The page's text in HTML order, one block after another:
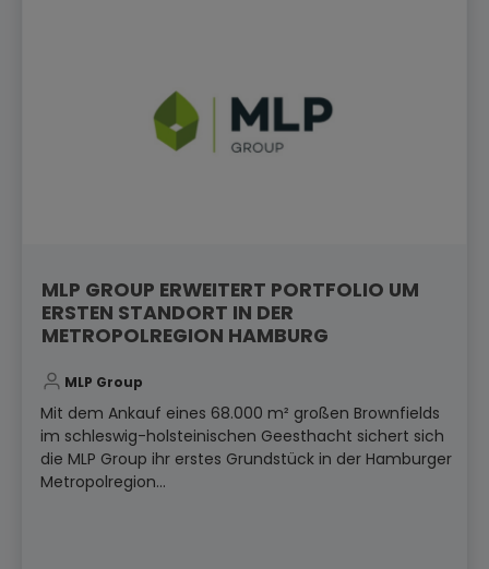
MLP GROUP ERWEITERT PORTFOLIO UM
ERSTEN STANDORT IN DER
METROPOLREGION HAMBURG
MLP Group
Mit dem Ankauf eines 68.000 m² großen Brownfields
im schleswig-holsteinischen Geesthacht sichert sich
die MLP Group ihr erstes Grundstück in der Hamburger
Metropolregion...